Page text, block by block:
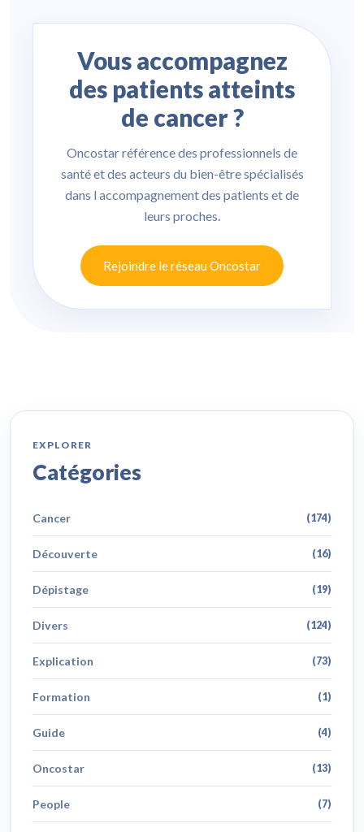
Vous accompagnez
des patients atteints
de cancer ?
Oncostar référence des professionnels de
santé et des acteurs du bien-être spécialisés
dans l accompagnement des patients et de
leurs proches.
Rejoindre le réseau Oncostar
EXPLORER
Catégories
Cancer (174)
Découverte (16)
Dépistage (19)
Divers (124)
Explication (73)
Formation (1)
Guide (4)
Oncostar (13)
People (7)